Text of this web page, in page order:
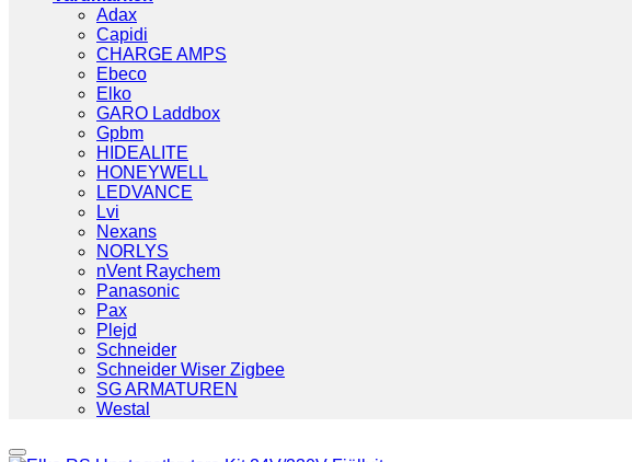
Adax
Capidi
CHARGE AMPS
Ebeco
Elko
GARO Laddbox
Gpbm
HIDEALITE
HONEYWELL
LEDVANCE
Lvi
Nexans
NORLYS
nVent Raychem
Panasonic
Pax
Plejd
Schneider
Schneider Wiser Zigbee
SG ARMATUREN
Westal